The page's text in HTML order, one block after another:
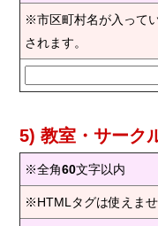
※市区町村名が入って
されます。
5) 教室・サーク
※全角60文字以内
※HTMLタグは使えませ